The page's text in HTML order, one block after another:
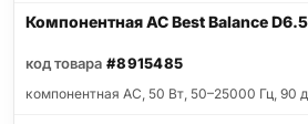
Компонентная АС Best Balance
код товара #8915485
компонентная АС, 50 Вт, 50–25000 Гц, 90